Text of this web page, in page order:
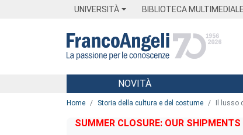
UNIVERSITÀ BIBLIOTECA MULTIMEDIALE
Menu
NOVITÀ
Home Storia della cultura e del costume Il lusso
SUMMER CLOSURE: OUR